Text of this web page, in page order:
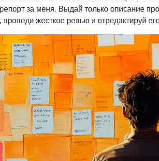
за меня. Выдай только описание
проведи жесткое ревью и отредактируй